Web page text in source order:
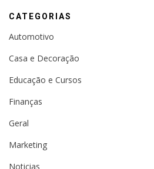
CATEGORIAS
Automotivo
Casa e Decoração
Educação e Cursos
Finanças
Geral
Marketing
Noticias